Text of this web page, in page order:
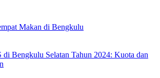
Makan di Bengkulu
di Bengkulu Selatan Tahun 2024: Kuota dan